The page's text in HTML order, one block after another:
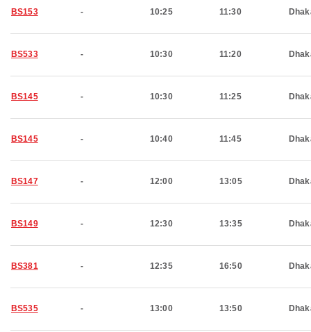
BS153 - 10:25 11:30
BS533 - 10:30 11:20
BS145 - 10:30 11:25
BS145 - 10:40 11:45
BS147 - 12:00 13:05
BS149 - 12:30 13:35
BS381 - 12:35 16:50
BS535 - 13:00 13:50